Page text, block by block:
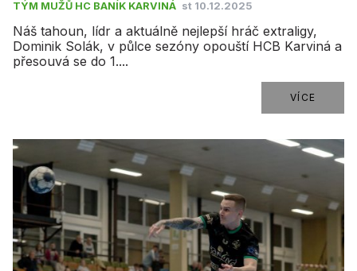
TÝM MUŽŮ HC BANÍK KARVINÁ st 10.12.2025
​Náš tahoun, lídr a aktuálně nejlepší hráč extraligy,
Dominik Solák, v půlce sezóny opouští HCB Karviná a
přesouvá se do 1....
VÍCE